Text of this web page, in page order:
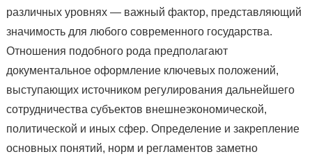
различных уровнях — важный фактор, представляющий
значимость для любого современного государства.
Отношения подобного рода предполагают
документальное оформление ключевых положений,
выступающих источником регулирования дальнейшего
сотрудничества субъектов внешнеэкономической,
политической и иных сфер. Определение и закрепление
основных понятий, норм и регламентов заметно